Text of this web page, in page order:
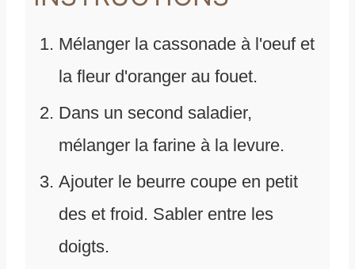
Mélanger la cassonade à l'oeuf et
la fleur d'oranger au fouet.
Dans un second saladier,
mélanger la farine à la levure.
Ajouter le beurre coupe en petit
des et froid. Sabler entre les
doigts.